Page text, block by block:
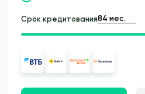
Срок кредитования